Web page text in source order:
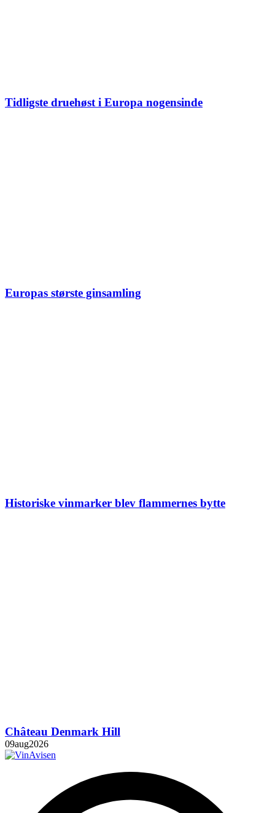
Tidligste druehøst i Europa nogensinde
Europas største ginsamling
Historiske vinmarker blev flammernes bytte
Château Denmark Hill
09aug2026